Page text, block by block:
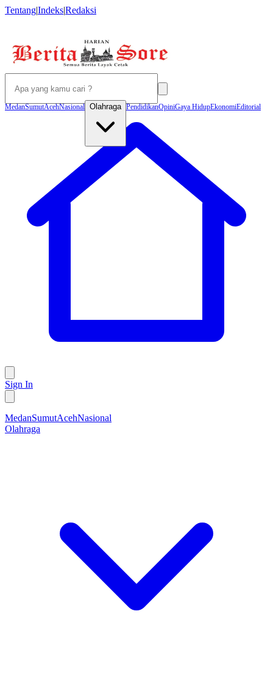
Tentang|Indeks|Redaksi
MedanSumutAcehNasional Olahraga PendidikanOpiniGaya HidupEkonomiEditorial
Sign In
MedanSumutAcehNasional
Olahraga